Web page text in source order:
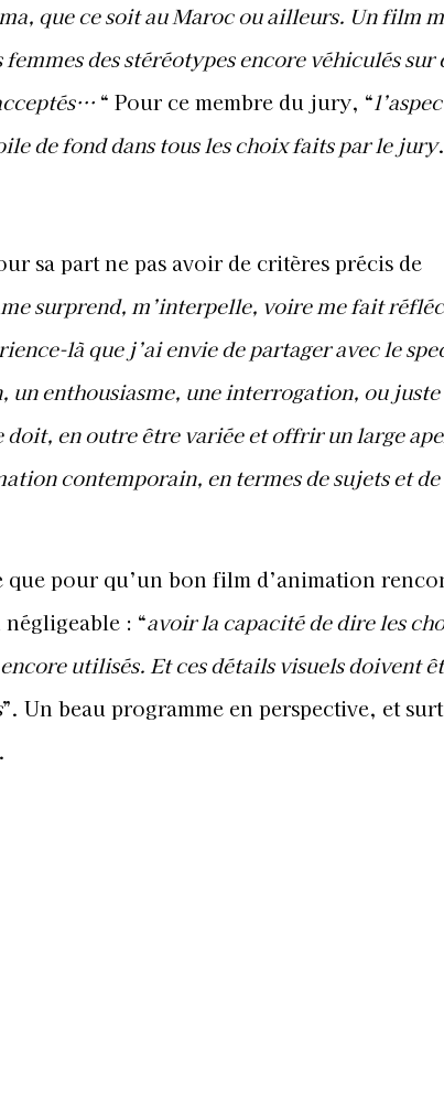
que ce soit au Maroc ou ailleurs. Un film
des stéréotypes encore véhiculés sur
“ Pour ce membre du jury, “
de fond dans tous les choix faits par le jury
sa part ne pas avoir de critères précis de
surprend, m’interpelle, voire me fait
là que j’ai envie de partager avec le
enthousiasme, une interrogation, ou
doit, en outre être variée et offrir un large
contemporain, en termes de sujets et
que pour qu’un bon film d’animation
: “avoir la capacité de dire les
utilisés. Et ces détails visuels doivent
”. Un beau programme en perspective, et